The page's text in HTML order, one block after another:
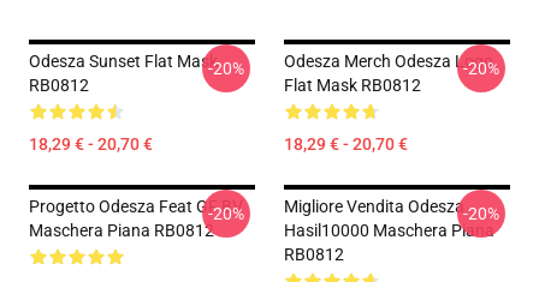
Odesza Sunset Flat Mask
RB0812
18,29 € - 20,70 €
-20%
Odesza Merch Odesza Logo
Flat Mask RB0812
18,29 € - 20,70 €
-20%
Progetto Odesza Feat GF BV
Maschera Piana RB0812
-20%
Migliore Vendita Odesza
Hasil10000 Maschera Piana
RB0812
-20%